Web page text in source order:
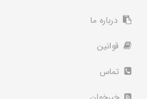
درباره ما
قوانین
تماس